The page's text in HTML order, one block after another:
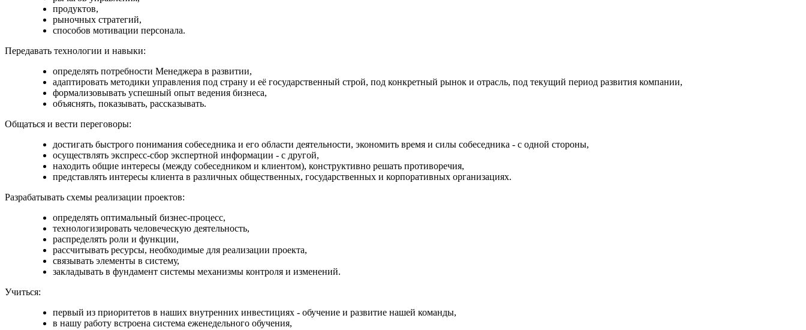
продуктов,
рыночных стратегий,
способов мотивации персонала.
Передавать технологии и навыки:
определять потребности Менеджера в развитии,
адаптировать методики управления под страну и её государственный строй, под конкретный рынок и отрасль, под текущий период развития компании,
формализовывать успешный опыт ведения бизнеса,
объяснять, показывать, рассказывать.
Общаться и вести переговоры:
достигать быстрого понимания собеседника и его области деятельности, экономить время и силы собеседника - с одной стороны,
осуществлять экспресс-сбор экспертной информации - с другой,
находить общие интересы (между собеседником и клиентом), конструктивно решать противоречия,
представлять интересы клиента в различных общественных, государственных и корпоративных организациях.
Разрабатывать схемы реализации проектов:
определять оптимальный бизнес-процесс,
технологизировать человеческую деятельность,
распределять роли и функции,
рассчитывать ресурсы, необходимые для реализации проекта,
связывать элементы в систему,
закладывать в фундамент системы механизмы контроля и изменений.
Учиться:
первый из приоритетов в наших внутренних инвестициях - обучение и развитие нашей команды,
в нашу работу встроена система еженедельного обучения,